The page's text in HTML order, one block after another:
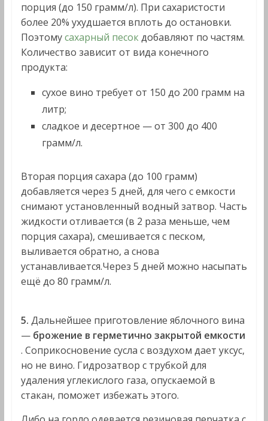
порция (до 150 грамм/л). При сахаристости
более 20% ухудшается вплоть до остановки.
Поэтомусахарный песок добавляют по частям.
Количество зависит от вида конечного
продукта:
сухое вино требует от 150 до 200 грамм на
литр;
сладкое и десертное — от 300 до 400
грамм/л.
Вторая порция сахара (до 100 грамм)
добавляется через 5 дней, для чего с емкости
снимают установленный водный затвор. Часть
жидкости отливается (в 2 раза меньше, чем
порция сахара), смешивается с песком,
выливается обратно, а снова
устанавливается.Через 5 дней можно насыпать
ещё до 80 грамм/л.
5. Дальнейшее приготовление яблочного вина
— брожение в герметично закрытой емкости
. Соприкосновение сусла с воздухом дает уксус,
но не вино. Гидрозатвор с трубкой для
удаления углекислого газа, опускаемой в
стакан, поможет избежать этого.